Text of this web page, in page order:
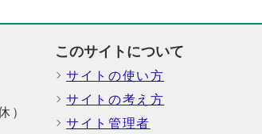
）
このサイトについて
サイトの使い方
サイトの考え方
サイト管理者